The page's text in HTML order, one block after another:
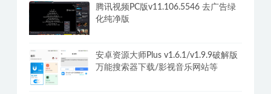
腾讯视频PC版v11.106.5546 去广告绿
化纯净版
安卓资源大师Plus v1.6.1/v1.9.9破解版
万能搜索器下载/影视音乐网站等